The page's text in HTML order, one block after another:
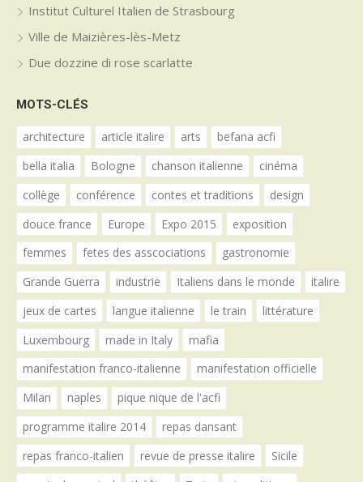
Institut Culturel Italien de Strasbourg
Ville de Maizières-lès-Metz
Due dozzine di rose scarlatte
MOTS-CLÉS
architecture article italire arts
befana acfi
bella italia
Bologne chanson italienne
cinéma
collège
conférence contes et traditions
design
douce france
Europe Expo 2015
exposition
femmes
fetes des asscociations
gastronomie
Grande Guerra
industrie Italiens dans le monde
italire
jeux de cartes
langue italienne le train
littérature
Luxembourg
made in Italy
mafia
manifestation franco-italienne
manifestation officielle
Milan
naples
pique nique de l'acfi
programme italire 2014
repas dansant
repas franco-italien
revue de presse italire
Sicile